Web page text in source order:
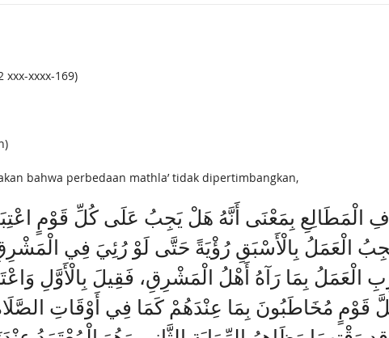
xxxx-169‬)
bahwa perbedaan mathla’ tidak dipertimbangkan,
الْمَطَالِعِ بِمَعْنَى أَنَّهُ هَلْ يَجِبُ عَلَى كُلِّ قَوْمٍ
يَجِبُ الْعَمَلُ بِالْأَسْبَقِ رُؤْيَةً حَتَّى لَوْ رُئِيَ فِي
بِمَا رَآهُ أَهْلُ الْمَشْرِقِ، فَقِيلَ بِالْأَوَّلِ
قَوْمٍ مُخَاطَبُونَ بِمَا عِنْدَهُمْ كَمَا فِي أَوْقَاتِ